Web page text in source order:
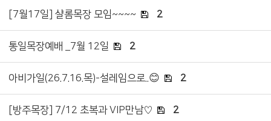
[7월17일] 샬롬목장 모임~~~~ 2
통일목장예배 _7월 12일 2
아비가일(26.7.16.목)-설레임으로..😊 2
[방주목장] 7/12 초복과 VIP만남♡ 2